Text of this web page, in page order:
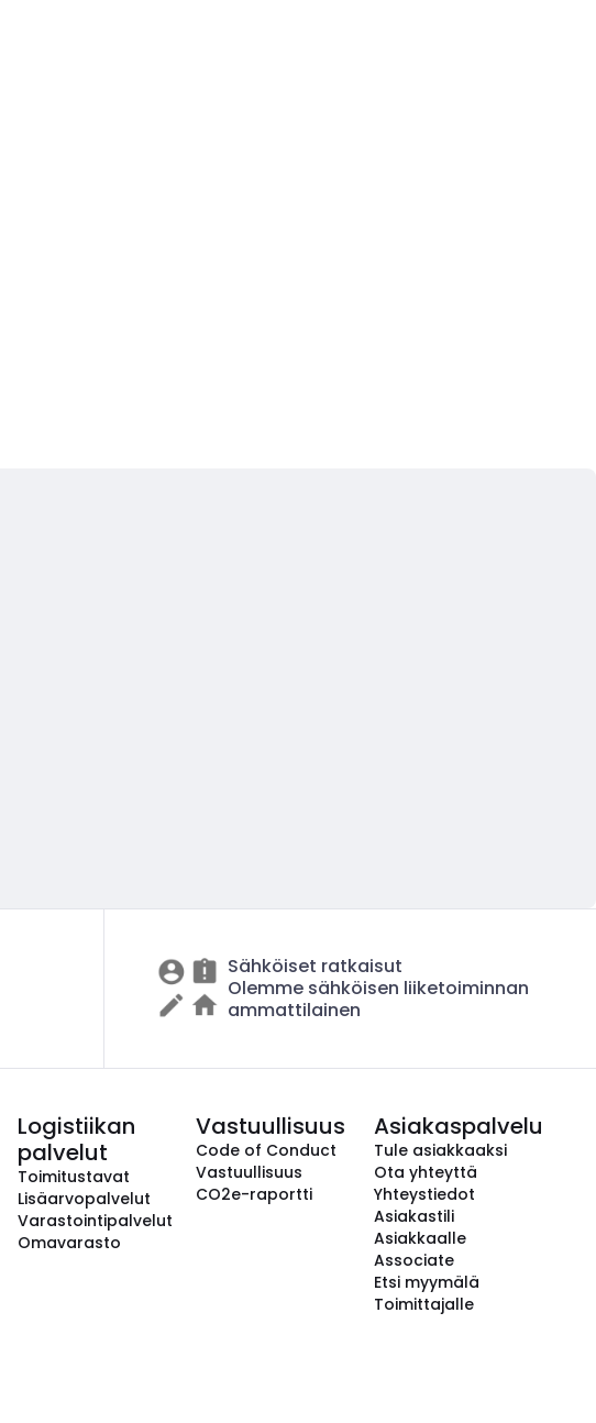
Sähköiset ratkaisut
Olemme sähköisen liiketoiminnan
ammattilainen
Logistiikan
palvelut
Toimitustavat
Lisäarvopalvelut
Varastointipalvelut
Omavarasto
Vastuullisuus
Code of Conduct
Vastuullisuus
CO2e-raportti
Asiakaspalvelu
Tule asiakkaaksi
Ota yhteyttä
Yhteystiedot
Asiakastili
Asiakkaalle
Associate
Etsi myymälä
Toimittajalle